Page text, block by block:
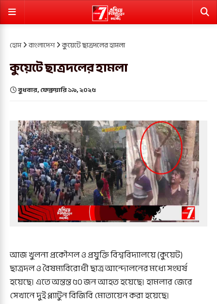
হোম বাংলাদেশ কুয়েটে ছাত্রদলের হামলা
কুয়েটে ছাত্রদলের হামলা
বুধবার, ফেব্রুয়ারি ১৯, ২০২৫
আজ খুলনা প্রকৌশল ও প্রযুক্তি বিশ্ববিদ্যালয়ে (কুয়েট)
ছাত্রদল ও বৈষম্যবিরোধী ছাত্র আন্দোলনের মধ্যে সংঘর্ষ
হয়েছে। এতে অন্তন্ত ৫০ জন আহত হয়েছে। হামলার জেরে
সেখানে দুই প্ল্যাটুন বিজিবি মোতায়েন করা হয়েছে।